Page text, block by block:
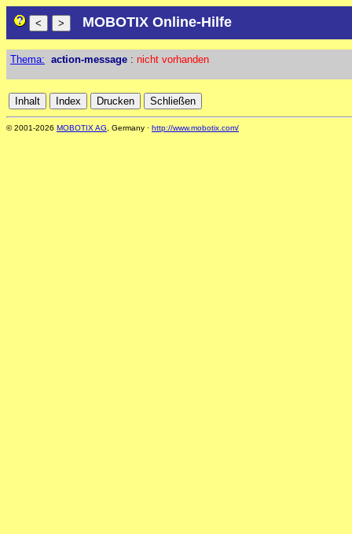
MOBOTIX Online-Hilfe
Thema: action-message : nicht vorhanden
© 2001-2026 MOBOTIX AG , Germany · http://www.mobotix.com/